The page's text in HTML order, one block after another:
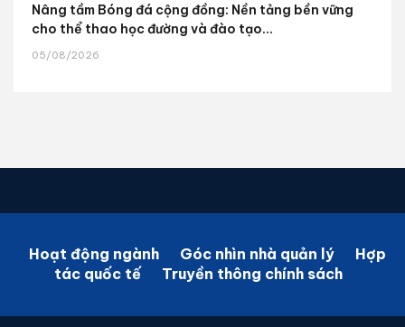
Nâng tầm Bóng đá cộng đồng: Nền tảng bền vững
cho thể thao học đường và đào tạo...
05/08/2026
Hoạt động ngành Góc nhìn nhà quản lý
Hợp
tác quốc tế
Truyền thông chính sách